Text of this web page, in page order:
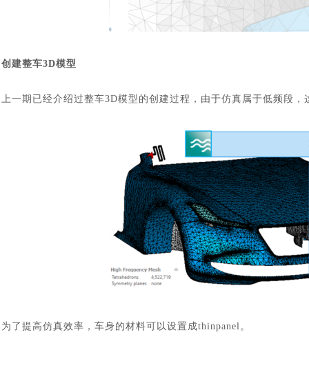
创建整车3D模型
上一期已经介绍过整车3D模型的创建过程，由于仿真属于低频段
为了提高仿真效率，车身的材料可以设置成thinpanel。